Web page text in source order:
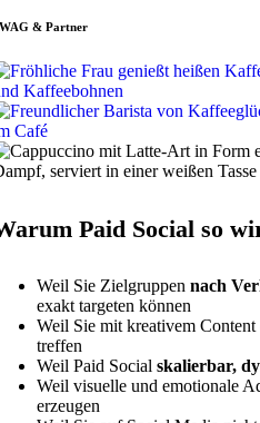
& Partner
Paid Social so
Weil Sie Zielgruppen nach
exakt targeten können
Weil Sie mit kreativem
treffen
Weil Paid Social skalierbar,
Weil visuelle und emotionale
erzeugen